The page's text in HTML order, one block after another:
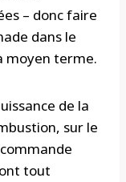
– donc faire
dans le
moyen terme.
de la
sur le
tout